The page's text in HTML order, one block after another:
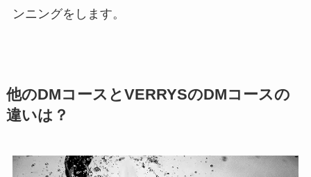
ンニングをします。
他のDMコースとVERRYSのDMコースの
違いは？